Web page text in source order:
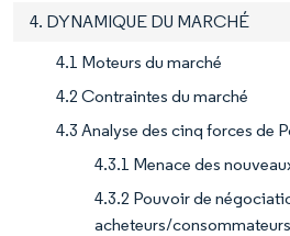
4. DYNAMIQUE DU MARCHÉ
4.1 Moteurs du marché
4.2 Contraintes du marché
4.3 Analyse des cinq forces de
4.3.1 Menace des
4.3.2 Pouvoir de
acheteurs/consommateurs